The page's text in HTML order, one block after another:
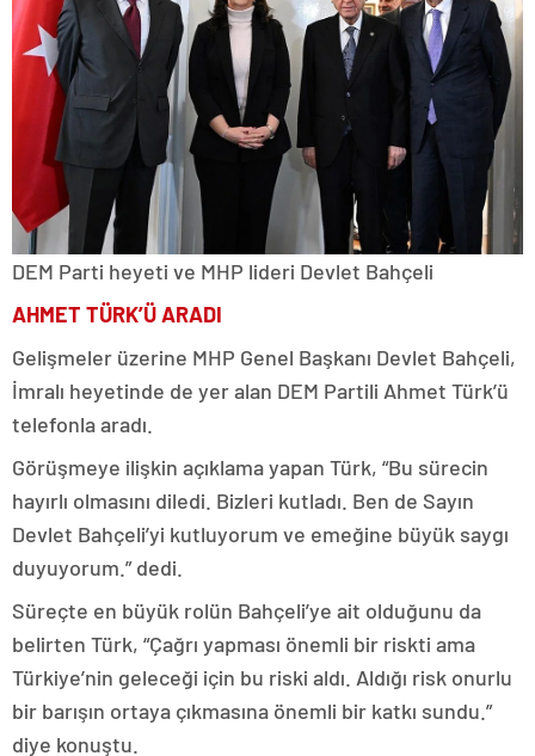
DEM Parti heyeti ve MHP lideri Devlet Bahçeli
AHMET TÜRK’Ü ARADI
Gelişmeler üzerine MHP Genel Başkanı Devlet Bahçeli,
İmralı heyetinde de yer alan DEM Partili Ahmet Türk’ü
telefonla aradı.
Görüşmeye ilişkin açıklama yapan Türk, “Bu sürecin
hayırlı olmasını diledi. Bizleri kutladı. Ben de Sayın
Devlet Bahçeli’yi kutluyorum ve emeğine büyük saygı
duyuyorum.” dedi.
Süreçte en büyük rolün Bahçeli’ye ait olduğunu da
belirten Türk, “Çağrı yapması önemli bir riskti ama
Türkiye’nin geleceği için bu riski aldı. Aldığı risk onurlu
bir barışın ortaya çıkmasına önemli bir katkı sundu.”
diye konuştu.